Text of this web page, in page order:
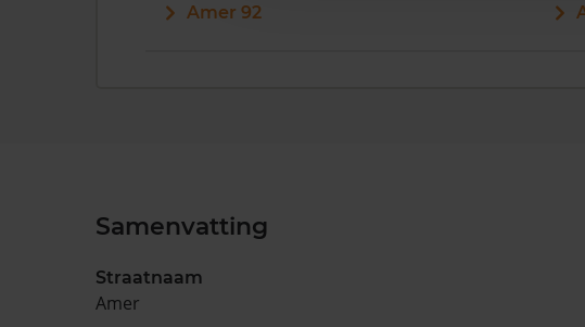
Amer 92
Samenvatting
Straatnaam
Amer